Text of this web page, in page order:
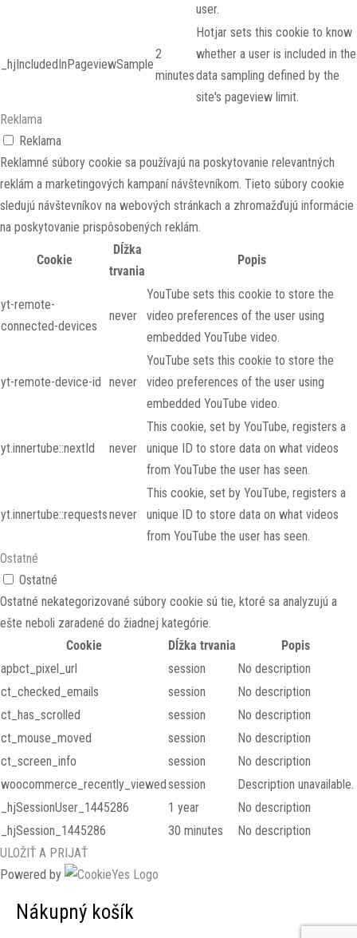
user.
_hjIncludedInPageviewSample
2
minutes
Hotjar sets this cookie to know
whether a user is included in the
data sampling defined by the
site's pageview limit.
Reklama
Reklama
Reklamné súbory cookie sa používajú na poskytovanie relevantných
reklám a marketingových kampaní návštevníkom. Tieto súbory cookie
sledujú návštevníkov na webových stránkach a zhromažďujú informácie
na poskytovanie prispôsobených reklám.
Cookie
Dĺžka
trvania
Popis
yt-remote-
connected-devices
never
YouTube sets this cookie to store the
video preferences of the user using
embedded YouTube video.
yt-remote-device-id never
YouTube sets this cookie to store the
video preferences of the user using
embedded YouTube video.
yt.innertube::nextId never
This cookie, set by YouTube, registers a
unique ID to store data on what videos
from YouTube the user has seen.
yt.innertube::requestsnever
This cookie, set by YouTube, registers a
unique ID to store data on what videos
from YouTube the user has seen.
Ostatné
Ostatné
Ostatné nekategorizované súbory cookie sú tie, ktoré sa analyzujú a
ešte neboli zaradené do žiadnej kategórie.
Cookie
Dĺžka trvania
Popis
apbct_pixel_url
session
No description
ct_checked_emails
session
No description
ct_has_scrolled
session
No description
ct_mouse_moved
session
No description
ct_screen_info
session
No description
woocommerce_recently_viewedsession
Description unavailable.
_hjSessionUser_1445286
1 year
No description
_hjSession_1445286
30 minutes
No description
ULOŽIŤ A PRIJAŤ
Powered by
Nákupný košík